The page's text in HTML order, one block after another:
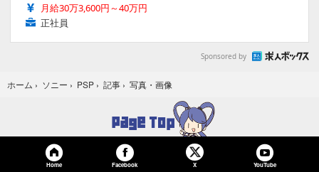
月給30万3,600円～40万円
正社員
Sponsored by
ホーム › ソニー › PSP › 記事 › 写真・画像
Home Facebook X YouTube